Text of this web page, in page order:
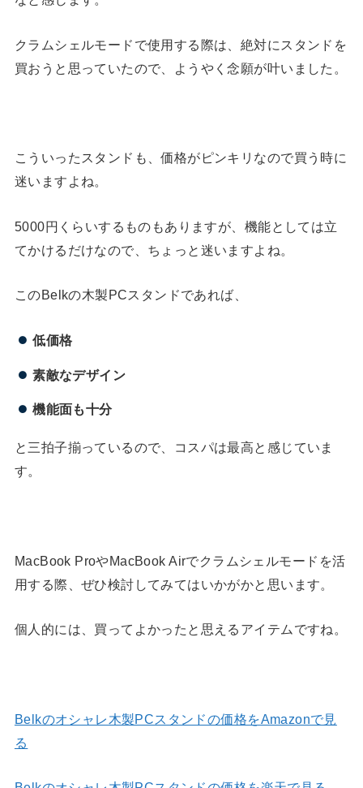
クラムシェルモードで使用する際は、絶対にスタンドを
買おうと思っていたので、ようやく念願が叶いました。
こういったスタンドも、価格がピンキリなので買う時に
迷いますよね。
5000円くらいするものもありますが、機能としては立
てかけるだけなので、ちょっと迷いますよね。
このBelkの木製PCスタンドであれば、
低価格
素敵なデザイン
機能面も十分
と三拍子揃っているので、コスパは最高と感じていま
す。
MacBook ProやMacBook Airでクラムシェルモードを活
用する際、ぜひ検討してみてはいかがかと思います。
個人的には、買ってよかったと思えるアイテムですね。
Belkのオシャレ木製PCスタンドの価格をAmazonで見
る